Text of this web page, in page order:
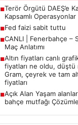
■Terör Örgütü DAEŞ’e
Kapsamlı Operasyonlar
■Fed faizi sabit tuttu
■CANLI | Fenerbahçe –
Maç Anlatımı
■Altın fiyatları canlı
fiyatları ne oldu, düştü
Gram, çeyrek ve tam
fiyatları
■Açık Alan Yaşam
bahçe mutfağı